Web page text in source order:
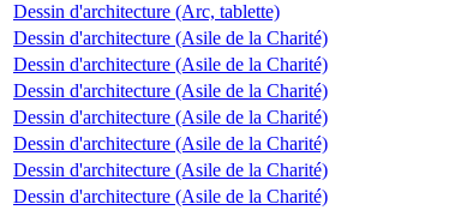
Dessin d'architecture (Arc, tablette)
Dessin d'architecture (Asile de la Charité)
Dessin d'architecture (Asile de la Charité)
Dessin d'architecture (Asile de la Charité)
Dessin d'architecture (Asile de la Charité)
Dessin d'architecture (Asile de la Charité)
Dessin d'architecture (Asile de la Charité)
Dessin d'architecture (Asile de la Charité)